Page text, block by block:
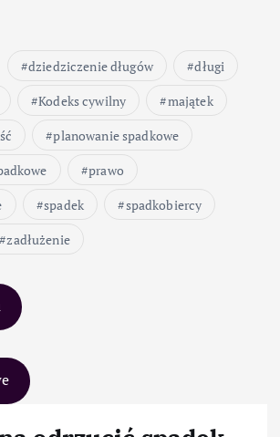
dziedziczenie długów
długi
Kodeks cywilny
majątek
planowanie spadkowe
prawo
spadek
spadkobiercy
zadłużenie